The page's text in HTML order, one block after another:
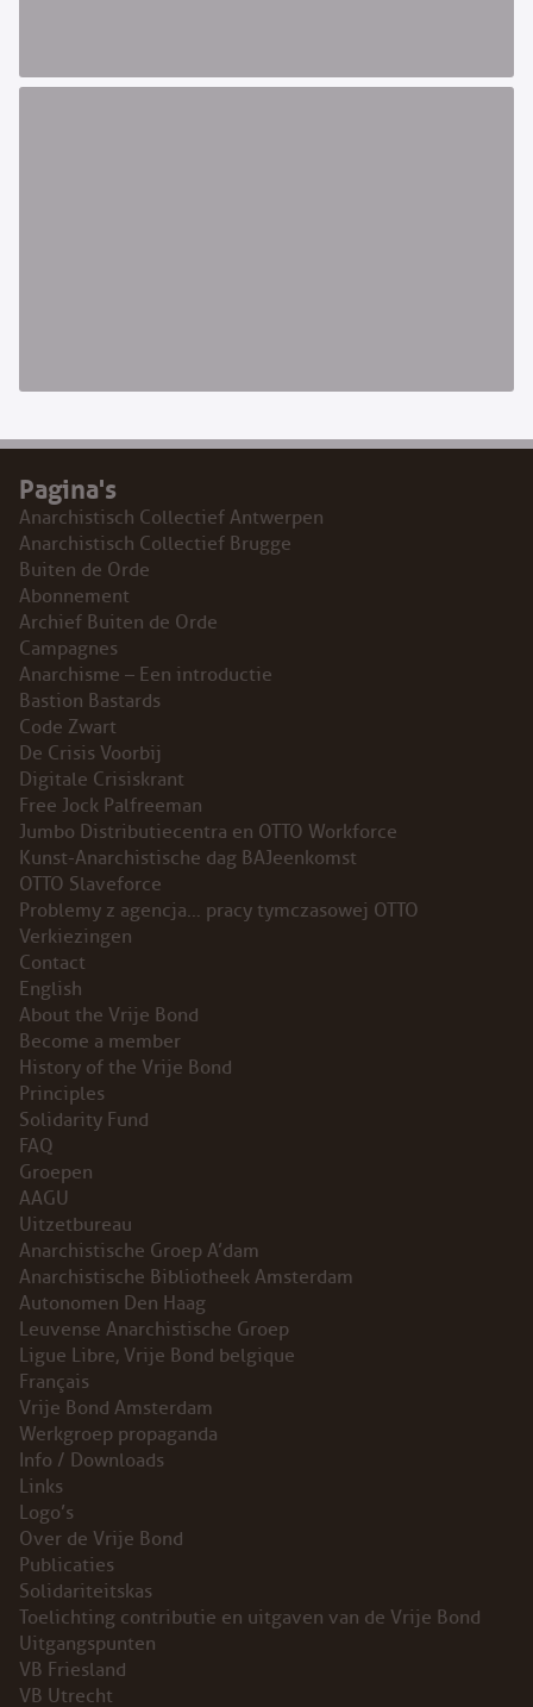
Pagina's
Anarchistisch Collectief Antwerpen
Anarchistisch Collectief Brugge
Buiten de Orde
Abonnement
Archief Buiten de Orde
Campagnes
Anarchisme – Een introductie
Bastion Bastards
Code Zwart
De Crisis Voorbij
Digitale Crisiskrant
Free Jock Palfreeman
Jumbo Distributiecentra en OTTO Workforce
Kunst-Anarchistische dag BAJeenkomst
OTTO Slaveforce
Problemy z agencja… pracy tymczasowej OTTO
Verkiezingen
Contact
English
About the Vrije Bond
Become a member
History of the Vrije Bond
Principles
Solidarity Fund
FAQ
Groepen
AAGU
Uitzetbureau
Anarchistische Groep A’dam
Anarchistische Bibliotheek Amsterdam
Autonomen Den Haag
Leuvense Anarchistische Groep
Ligue Libre, Vrije Bond belgique
Français
Vrije Bond Amsterdam
Werkgroep propaganda
Info / Downloads
Links
Logo’s
Over de Vrije Bond
Publicaties
Solidariteitskas
Toelichting contributie en uitgaven van de Vrije Bond
Uitgangspunten
VB Friesland
VB Utrecht